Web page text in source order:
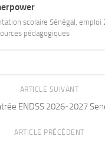
scolaire Sénégal, emploi
pédagogiques
ARTICLE SUIVANT
ENDSS 2026-2027
ARTICLE PRÉCÉDENT